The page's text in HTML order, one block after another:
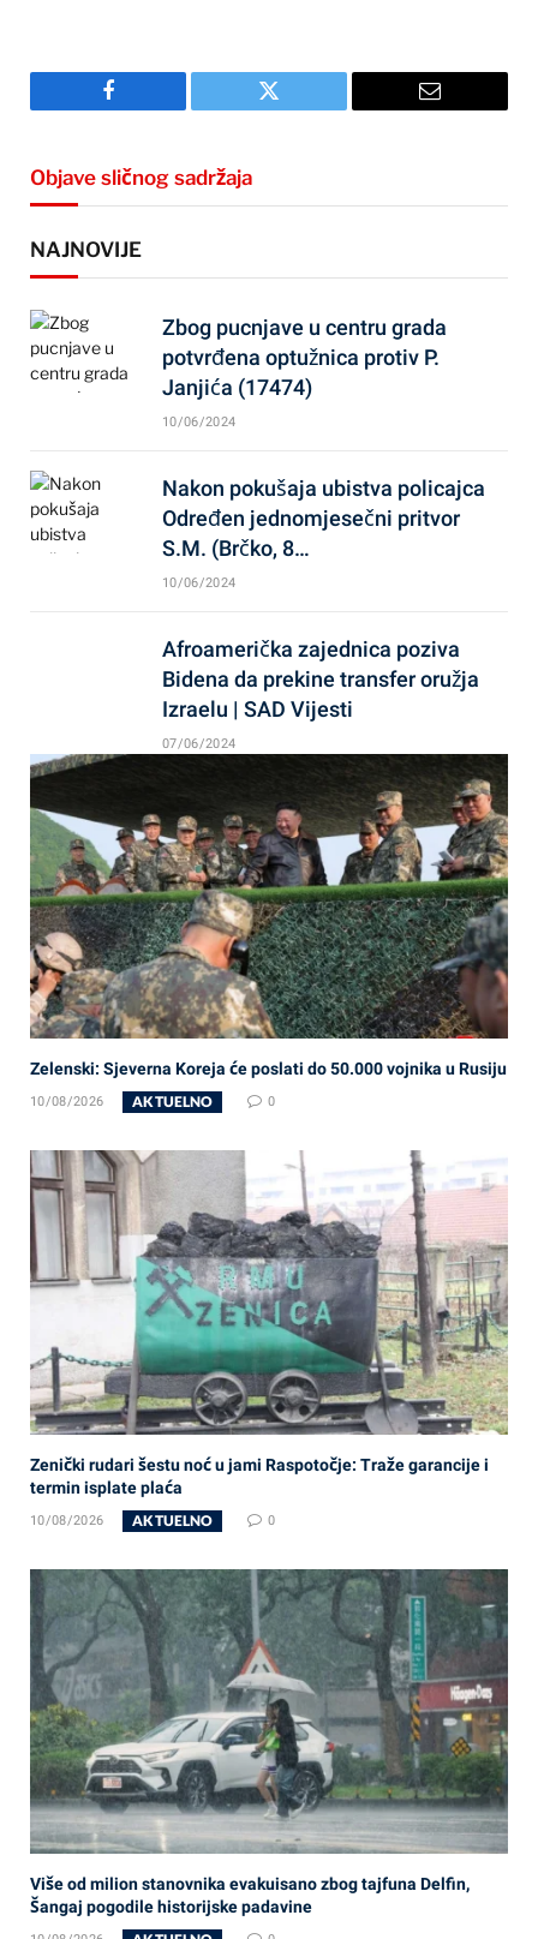
Facebook Twitter Email
Objave sličnog sadržaja
NAJNOVIJE
Zbog pucnjave u centru grada
potvrđena optužnica protiv P.
Janjića (17474)
10/06/2024
Nakon pokušaja ubistva policajca
Određen jednomjesečni pritvor
S.M. (Brčko, 8…
10/06/2024
Afroamerička zajednica poziva
Bidena da prekine transfer oružja
Izraelu | SAD Vijesti
07/06/2024
Zelenski: Sjeverna Koreja će poslati do 50.000 vojnika u Rusiju
10/08/2026 AKTUELNO 0
Zenički rudari šestu noć u jami Raspotočje: Traže garancije i
termin isplate plaća
10/08/2026 AKTUELNO 0
Više od milion stanovnika evakuisano zbog tajfuna Delfin,
Šangaj pogodile historijske padavine